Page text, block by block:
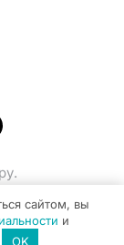
и массовых
сайтом, вы
и
OK